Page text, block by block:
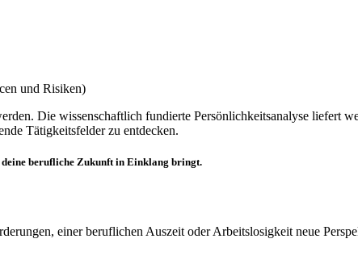
und Risiken)
Die wissenschaftlich fundierte Persönlichkeitsanalyse liefert
Tätigkeitsfelder zu entdecken.
deine berufliche Zukunft in Einklang bringt.
einer beruflichen Auszeit oder Arbeitslosigkeit neue